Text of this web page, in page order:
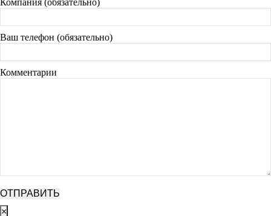
Компания (обязательно)
Ваш телефон (обязательно)
Комментарии
×